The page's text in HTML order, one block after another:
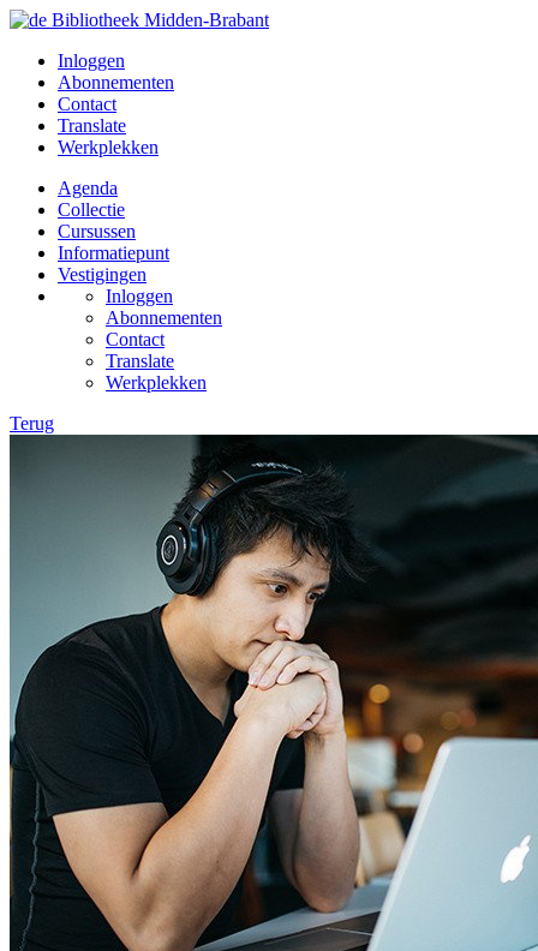
Inloggen
Abonnementen
Contact
Translate
Werkplekken
Agenda
Collectie
Cursussen
Informatiepunt
Vestigingen
Inloggen
Abonnementen
Contact
Translate
Werkplekken
Terug